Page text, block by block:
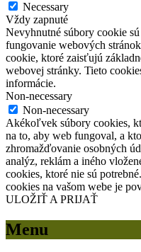
Necessary
Vždy zapnuté
Nevyhnutné súbory cookie
fungovanie webových
cookie, ktoré zaisťujú
webovej stránky. Tieto
informácie.
Non-necessary
Non-necessary
Akékoľvek súbory cookies,
na to, aby web fungoval, a
zhromažďovanie osobných
analýz, reklám a iného
cookies, ktoré nie sú
cookies na vašom webe je
ULOŽIŤ A PRIJAŤ
Menu